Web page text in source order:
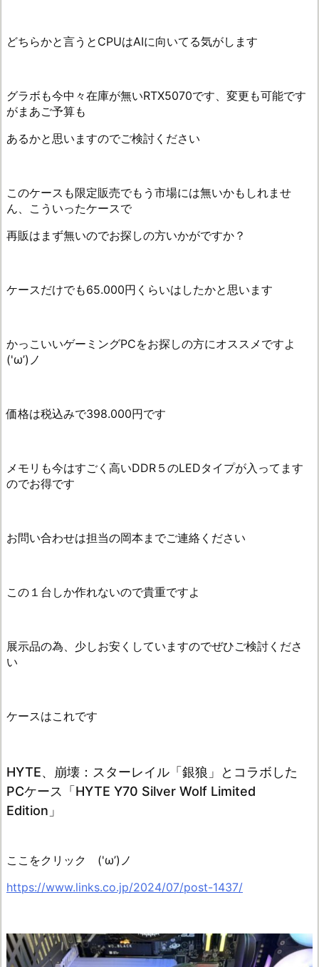
どちらかと言うとCPUはAIに向いてる気がします
グラボも今中々在庫が無いRTX5070です、変更も可能です
がまあご予算も
あるかと思いますのでご検討ください
このケースも限定販売でもう市場には無いかもしれませ
ん、こういったケースで
再販はまず無いのでお探しの方いかがですか？
ケースだけでも65.000円くらいはしたかと思います
かっこいいゲーミングPCをお探しの方にオススメですよ
('ω’)ノ
価格は税込みで398.000円です
メモリも今はすごく高いDDR５のLEDタイプが入ってます
のでお得です
お問い合わせは担当の岡本までご連絡ください
この１台しか作れないので貴重ですよ
展示品の為、少しお安くしていますのでぜひご検討くださ
い
ケースはこれです
HYTE、崩壊：スターレイル「銀狼」とコラボした
PCケース「HYTE Y70 Silver Wolf Limited
Edition」
ここをクリック ('ω’)ノ
https://www.links.co.jp/2024/07/post-1437/